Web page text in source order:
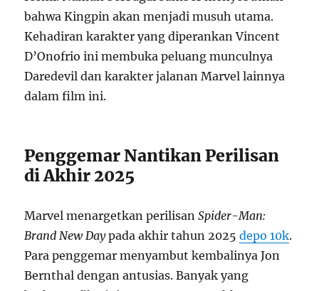
bahwa Kingpin akan menjadi musuh utama.
Kehadiran karakter yang diperankan Vincent
D’Onofrio ini membuka peluang munculnya
Daredevil dan karakter jalanan Marvel lainnya
dalam film ini.
Penggemar Nantikan Perilisan
di Akhir 2025
Marvel menargetkan perilisanSpider-Man:
Brand New Daypada akhir tahun 2025depo 10k.
Para penggemar menyambut kembalinya Jon
Bernthal dengan antusias. Banyak yang